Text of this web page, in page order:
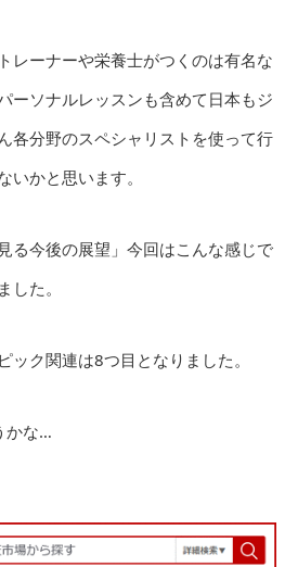
レーナーや栄養士がつくのは有名な
ーソナルレッスンも含めて日本もジ
各分野のスペシャリストを使って行
いかと思います。
る今後の展望」今回はこんな感じで
した。
ック関連は8つ目となりました。
かな…